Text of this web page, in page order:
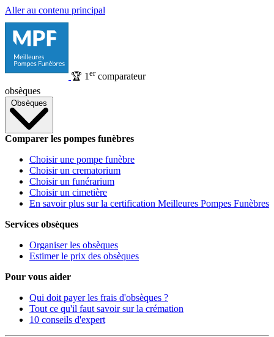
Aller au contenu principal
🏆 1 ercomparateur
obsèques
Obsèques
Comparer les pompes funèbres
Choisir une pompe funèbre
Choisir un crematorium
Choisir un funérarium
Choisir un cimetière
En savoir plus sur la certification Meilleures Pompes Funèbres
Services obsèques
Organiser les obsèques
Estimer le prix des obsèques
Pour vous aider
Qui doit payer les frais d'obsèques ?
Tout ce qu'il faut savoir sur la crémation
10 conseils d'expert